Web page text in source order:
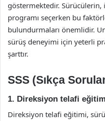
göstermektedir.
programı seçerken bu
bulundurmaları önemlidir.
sürüş deneyimi için yeterli
şarttır.
SSS (Sıkça
1. Direksiyon telafi
Direksiyon telafi eğitimi,